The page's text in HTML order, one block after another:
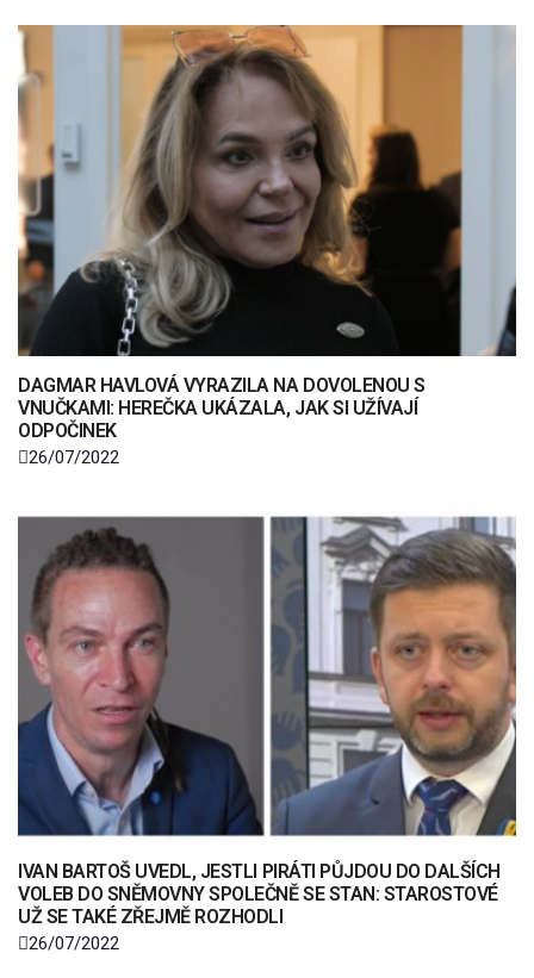
DAGMAR HAVLOVÁ VYRAZILA NA DOVOLENOU S
VNUČKAMI: HEREČKA UKÁZALA, JAK SI UŽÍVAJÍ
ODPOČINEK
26/07/2022
IVAN BARTOŠ UVEDL, JESTLI PIRÁTI PŮJDOU DO DALŠÍCH
VOLEB DO SNĚMOVNY SPOLEČNĚ SE STAN: STAROSTOVÉ
UŽ SE TAKÉ ZŘEJMĚ ROZHODLI
26/07/2022